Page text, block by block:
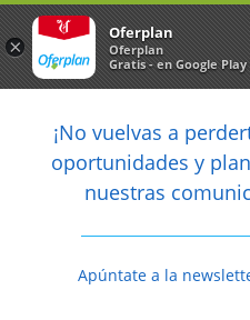

arrow_back
¡No vuelvas a
oportunidades y
nuestras
Apúntate a la
×
Oferplan
Oferplan
Gratis - en Google Play